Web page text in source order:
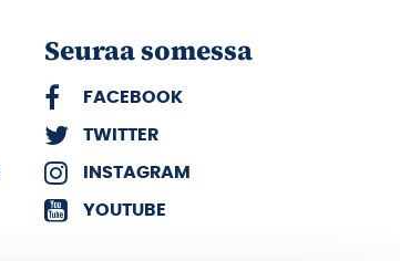
Seuraa somessa
FACEBOOK
TWITTER
INSTAGRAM
YOUTUBE